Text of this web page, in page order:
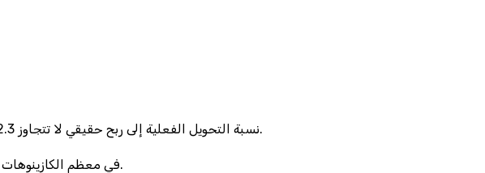
لكن في Betway، نسبة التحويل الفعلية إلى ربح حقيقي لا تتجاوز 2.3٪، وهذا يعني أن كل 1000 لاعب يحصلون على 23 فوزًا فقط، والباقون يتركون أموالهم على طاولة.
المقارنة الواضحة: لعبة Starburst تدور بسرعة 15 ثانية لكل دورة، بينما “VIP” في معظم الكازينوهات يدوم 3 دقائق من الإعلانات ثم يختفي.